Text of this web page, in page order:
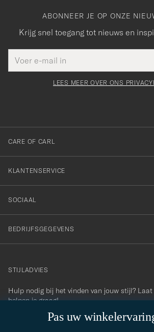
Pas uw
ABONNEER JE OP ONZE
Krijg snel toegang tot nieuws en
mailadres
veldBedankt
voor
onze
nieuwsbrief!
LEES MEER OVER ONS
CARE OF CARL
KLANTENSERVICE
SOCIAAL
BEDRIJFSGEGEVENS
contact@careofcarl.com
STIJLADVIES
Hulp nodig bij het vinden van jouw stijl? Laat
helpen je graag!
STIJLADVIES